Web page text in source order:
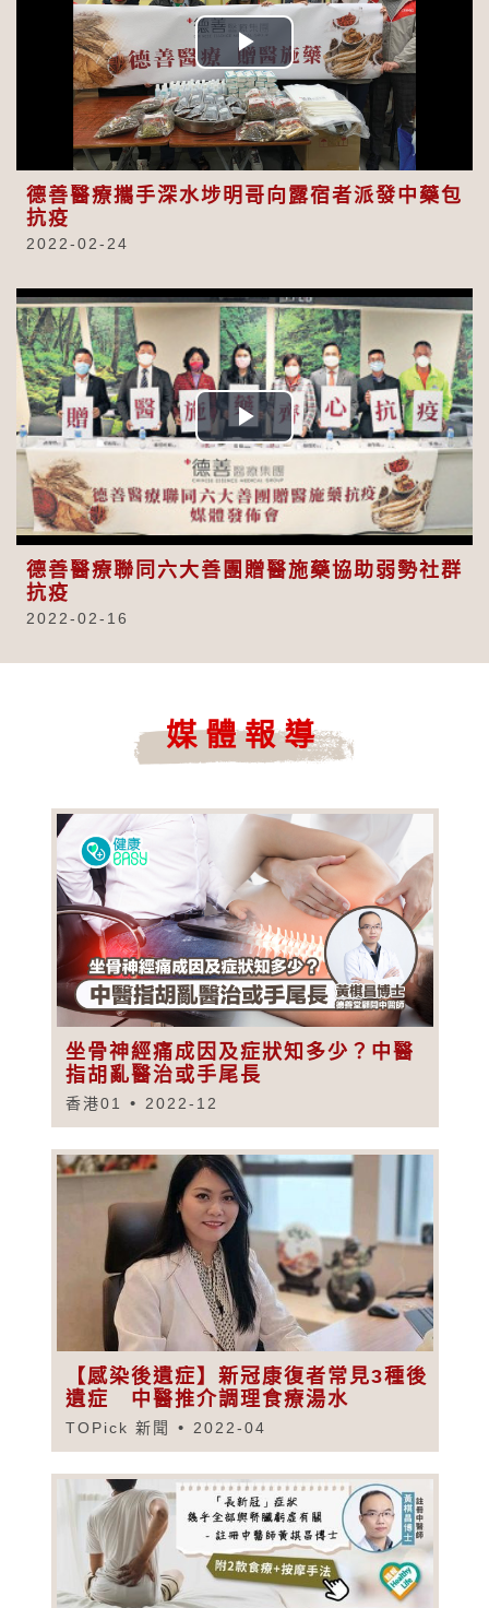
Play
Video
德善醫療攜手深水埗明哥向露宿者派發中藥包
抗疫
2022-02-24
Play
Video
德善醫療聯同六大善團贈醫施藥協助弱勢社群
抗疫
2022-02-16
媒體報導
坐骨神經痛成因及症狀知多少？中醫
指胡亂醫治或手尾長
香港01 2022-12
【感染後遺症】新冠康復者常見3種後
遺症 中醫推介調理食療湯水
TOPick 新聞 2022-04